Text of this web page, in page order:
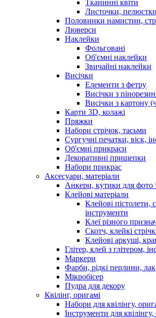
Тканинні квіти
Листочки, пелюстки
Половинки намистин,
Люверси
Наклейки
Фольговані
Об'ємні наклейки
Звичайні наклейки
Висічки
Елементи з фетру
Висічки з
Висічки з картону
Карти 3D, колажі
Пряжки
Набори стрічок, тасьми
Сургучні печатки, віск,
Об'ємні прикраси
Декоративні прищепки
Набори прикрас
Аксесуари, матеріали
Анкери, кутики для фото
Клейові матеріали
Клейові пістолети,
інструменти
Клеї різного
Скотч, клейкі
Клейові аркуші,
Глітер, клей з глітером,
Маркери
Фарби, рідкі перлини, лак
Мікробісер
Пудра для декору
Квілінг, оригамі
Набори для квілінгу,
Інструменти для квілінгу,